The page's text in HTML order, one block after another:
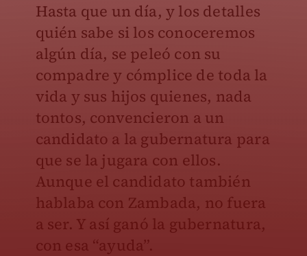
Hasta que un día, y los detalles
quién sabe si los conoceremos
algún día, se peleó con su
compadre y cómplice de toda la
vida y sus hijos quienes, nada
tontos, convencieron a un
candidato a la gubernatura para
que se la jugara con ellos.
Aunque el candidato también
hablaba con Zambada, no fuera
a ser. Y así ganó la gubernatura,
con esa “ayuda”.